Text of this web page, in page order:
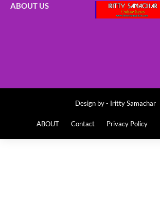
ABOUT US
Design by - Iritty Samachar
ABOUT Contact Privacy Policy